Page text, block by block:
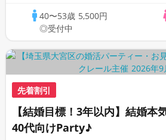
40〜53歳 5,500円
◎受付中
先着割引
【結婚目標！3年以内】結婚本
40代向けParty♪